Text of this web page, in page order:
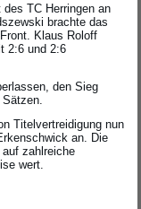
TC Herringen an
brachte das
Klaus Roloff
2:6 und 2:6
den Sieg
Titelvertreidigung nun
an. Die
zahlreiche
wert.